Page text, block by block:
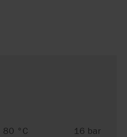
80 °C 16 bar